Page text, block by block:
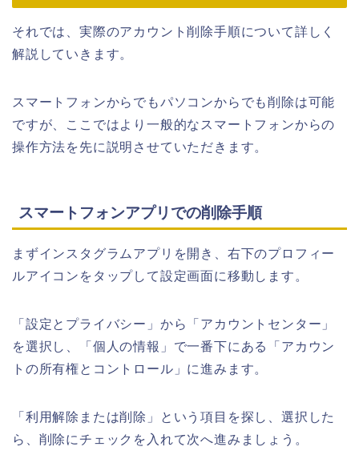
それでは、実際のアカウント削除手順について詳しく
解説していきます。
スマートフォンからでもパソコンからでも削除は可能
ですが、ここではより一般的なスマートフォンからの
操作方法を先に説明させていただきます。
スマートフォンアプリでの削除手順
まずインスタグラムアプリを開き、右下のプロフィー
ルアイコンをタップして設定画面に移動します。
「設定とプライバシー」から「アカウントセンター」
を選択し、「個人の情報」で一番下にある「アカウン
トの所有権とコントロール」に進みます。
「利用解除または削除」という項目を探し、選択した
ら、削除にチェックを入れて次へ進みましょう。